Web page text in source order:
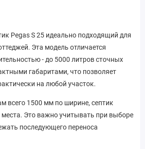
Pegas S 25 идеально подходящий для
Эта модель отличается
- до 5000 литров сточных
габаритами, что позволяет
на любой участок.
всего 1500 мм по ширине, септик
Это важно учитывать при выборе
последующего переноса